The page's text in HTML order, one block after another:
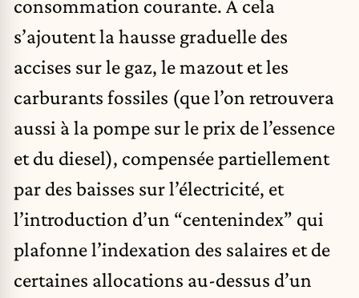
consommation courante. À cela
s’ajoutent la hausse graduelle des
accises sur le gaz, le mazout et les
carburants fossiles (que l’on retrouvera
aussi à la pompe sur le prix de l’essence
et du diesel), compensée partiellement
par des baisses sur l’électricité, et
l’introduction d’un “centenindex” qui
plafonne l’indexation des salaires et de
certaines allocations au-dessus d’un